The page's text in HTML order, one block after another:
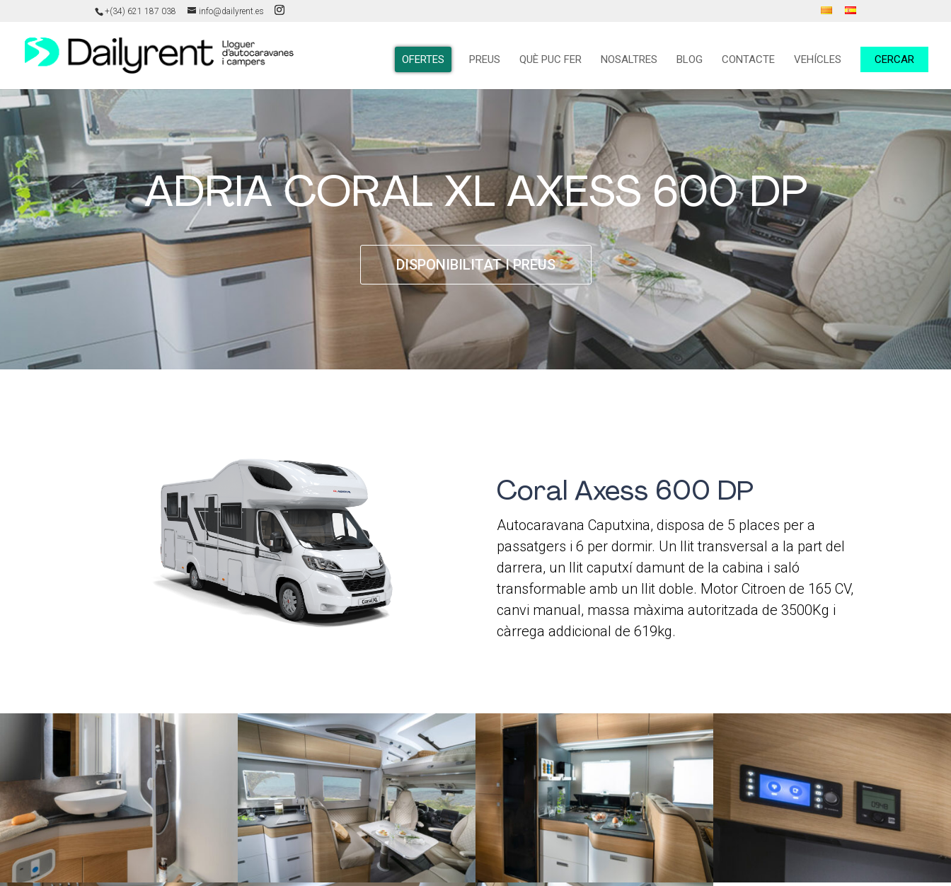
+(34) 621 187 038 info@dailyrent.es
OFERTES PREUS QUÈ PUC FER NOSALTRES BLOG CONTACTE VEHÍCLES CERCAR
ADRIA CORAL XL AXESS 600 DP
DISPONIBILITAT I PREUS
Coral Axess 600 DP
Autocaravana Caputxina, disposa de 5 places per a
passatgers i 6 per dormir. Un llit transversal a la part del
darrera, un llit caputxí damunt de la cabina i saló
transformable amb un llit doble. Motor Citroen de 165 CV,
canvi manual, massa màxima autoritzada de 3500Kg i
càrrega addicional de 619kg.